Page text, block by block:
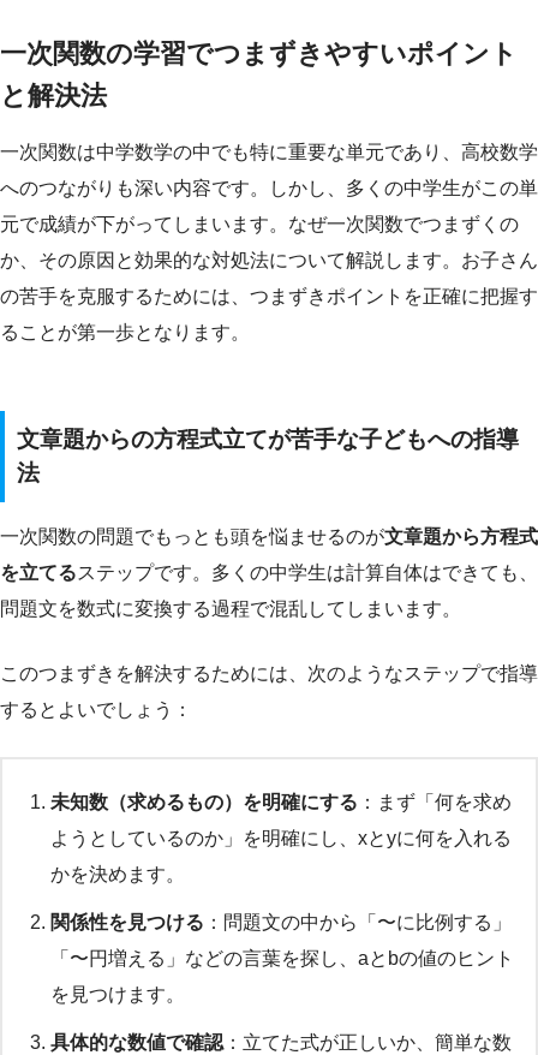
一次関数の学習でつまずきやすいポイント
と解決法
一次関数は中学数学の中でも特に重要な単元であり、高校数学
へのつながりも深い内容です。しかし、多くの中学生がこの単
元で成績が下がってしまいます。なぜ一次関数でつまずくの
か、その原因と効果的な対処法について解説します。お子さん
の苦手を克服するためには、つまずきポイントを正確に把握す
ることが第一歩となります。
文章題からの方程式立てが苦手な子どもへの指導
法
一次関数の問題でもっとも頭を悩ませるのが文章題から方程式
を立てるステップです。多くの中学生は計算自体はできても、
問題文を数式に変換する過程で混乱してしまいます。
このつまずきを解決するためには、次のようなステップで指導
するとよいでしょう：
未知数（求めるもの）を明確にする ：まず「何を求め
ようとしているのか」を明確にし、xとyに何を入れる
かを決めます。
関係性を見つける ：問題文の中から「〜に比例する」
「〜円増える」などの言葉を探し、aとbの値のヒント
を見つけます。
具体的な数値で確認 ：立てた式が正しいか、簡単な数